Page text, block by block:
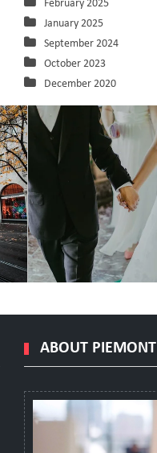
February 2025
January 2025
September 2024
October 2023
December 2020
ABOUT PIEMONT